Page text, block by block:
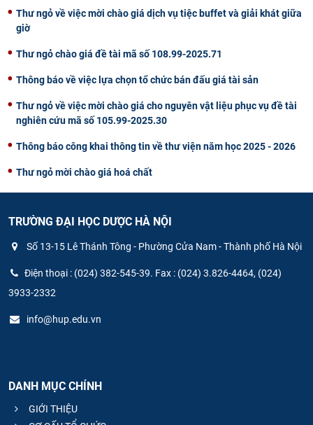
Thư ngỏ về việc mời chào giá dịch vụ tiệc buffet và giải khát giữa
giờ
Thư ngỏ chào giá đề tài mã số 108.99-2025.71
Thông báo về việc lựa chọn tổ chức bán đấu giá tài sản
Thư ngỏ về việc mời chào giá cho nguyên vật liệu phục vụ đề tài
nghiên cứu mã số 105.99-2025.30
Thông báo công khai thông tin về thư viện năm học 2025 - 2026
Thư ngỏ mời chào giá hoá chất
TRƯỜNG ĐẠI HỌC DƯỢC HÀ NỘI
Số 13-15 Lê Thánh Tông - Phường Cửa Nam - Thành phố Hà Nội
Điện thoại : (024) 382-545-39. Fax : (024) 3.826-4464, (024)
3933-2332
info@hup.edu.vn
DANH MỤC CHÍNH
GIỚI THIỆU